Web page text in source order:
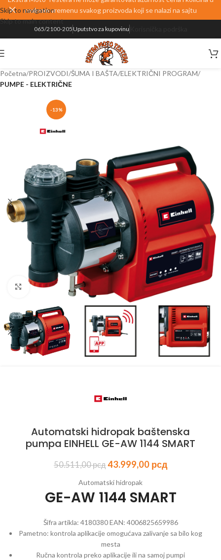
Skip to navigation
Skip to main content
realnom vremenu svakog proizvoda koji se nalazi na sajtu
065/2100-205Uputstvo za kupovinu
Početna PROIZVODI ŠUMA I BAŠTA ELEKTRIČNI PROGRAM
PUMPE - ELEKTRIČNE
-13%
Kliknite za uvećanje
Automatski hidropak baštenska
pumpa EINHELL GE-AW 1144 SMART
50.511,00рсд 43.999,00 рсд
Automatski hidropak
GE-AW 1144 SMART
Šifra artikla: 4180380EAN: 4006825659986
Pametno: kontrola aplikacije omogućava zalivanje sa bilo kog
mesta
Ručna kontrola preko aplikacije ili na samoj pumpi